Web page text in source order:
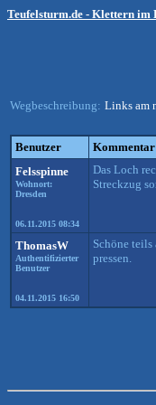
Teufelsturm.de - Klettern im
Wegbeschreibung: Links am
Benutzer
Kommentar
Felsspinne
Wohnort:
Dresden
06.11.2015 08:34
Das Loch
Streckzug
ThomasW
Authentifizierter
Benutzer
04.11.2015 16:50
Schöne
pressen.